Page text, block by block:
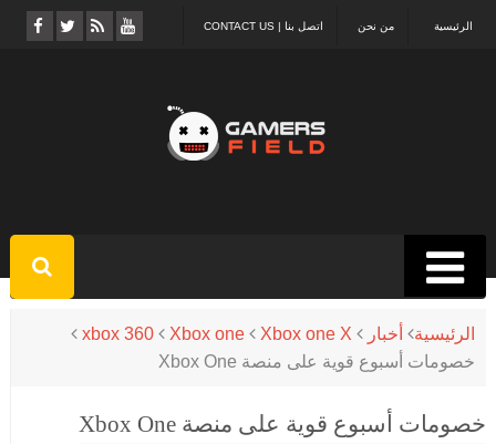
اتصل بنا | CONTACT US من نحن الرئيسية
الرئيسية أخبار xbox 360 Xbox one
Xbox one X
خصومات أسبوع قوية على منصة Xbox One
خصومات أسبوع قوية على منصة Xbox One